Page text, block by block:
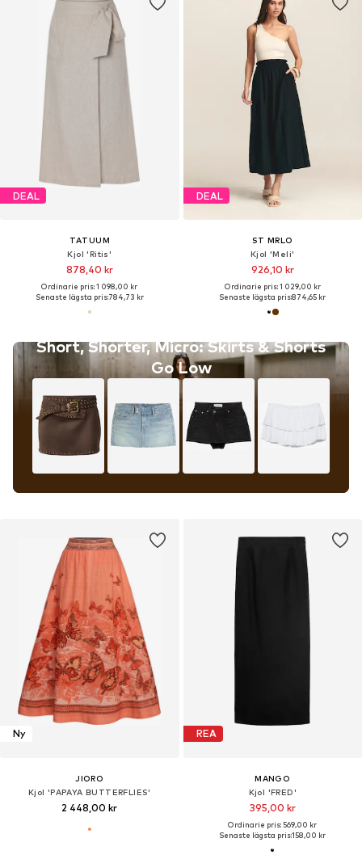
DEAL
TATUUM
Kjol 'Ritis'
878,40 kr
Ordinarie pris: 1 098,00 kr
Senaste lägsta pris:784,73 kr
Short, Shorter, Micro: Skirts & Shorts
Go Low
DEAL
ST MRLO
Kjol 'Meli'
926,10 kr
Ordinarie pris: 1 029,00 kr
Senaste lägsta pris:874,65 kr
Ny
JIORO
Kjol 'PAPAYA BUTTERFLIES'
2 448,00 kr
REA
MANGO
Kjol 'FRED'
395,00 kr
Ordinarie pris: 569,00 kr
Senaste lägsta pris:158,00 kr